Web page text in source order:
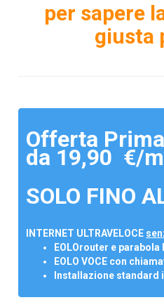
per sapere
giusta
Offerta
da 19,90 €/
SOLO FINO
INTERNET ULTRAVELOCE
EOLOrouter e parabola
EOLO VOCE con
Installazione standard